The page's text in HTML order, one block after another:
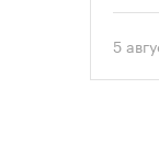
от 5
5